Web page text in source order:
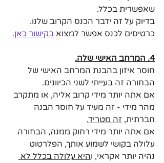
שאפשרית בכלל.
בדיוק על זה ידבר הכנס הקרוב שלנו.
כרטיסים לכנס אפשר למצוא בקישור כאן.
4. המרחב האישי שלה.
חוסר איזון בהבנת המרחב האישי של
הבחורה זה בעייתי לשני הכיוונים.
אם אתה יותר מידי קרוב אליה, או מתקרב
מהר מידי - זה מעיד על חוסר הבנה
חברתית, זה מטריד.
אם אתה יותר מידי רחוק ממנה, הבחורה
עלולה בקושי לשמוע אותך, הפלרטוט
נהיה יותר אקראי, והיא עלולה בכלל לא